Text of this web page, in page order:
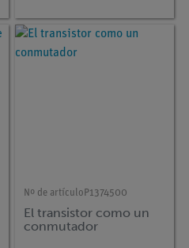
Nº de artículo P1374500
El transistor como un
conmutador